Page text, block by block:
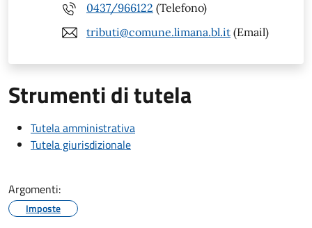
0437/966122 (Telefono)
tributi@comune.limana.bl.it (Email)
Strumenti di tutela
Tutela amministrativa
Tutela giurisdizionale
Argomenti:
Imposte